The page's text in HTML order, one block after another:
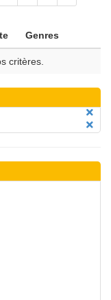
Genres
critères.